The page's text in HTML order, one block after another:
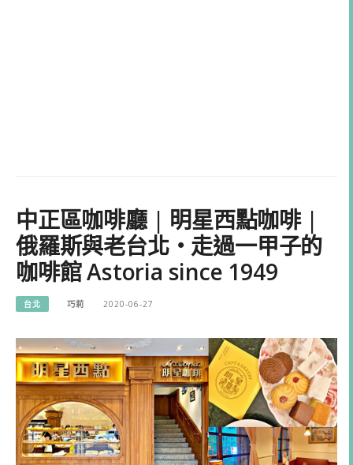
中正區咖啡廳 | 明星西點咖啡 |
俄羅斯與老台北・走過一甲子的
咖啡館 Astoria since 1949
台北 巧莉 2020-06-27